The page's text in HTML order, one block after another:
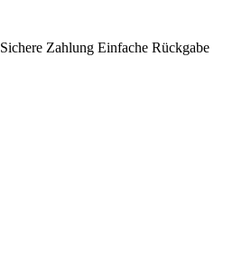
Sichere Zahlung Einfache Rückgabe